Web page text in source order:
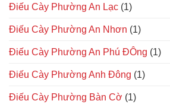
Điếu Cày Phường An Lạc (1)
Điếu Cày Phường An Nhơn (1)
Điếu Cày Phường An Phú ĐÔng (1)
Điếu Cày Phường Anh Đông (1)
Điếu Cày Phường Bàn Cờ (1)